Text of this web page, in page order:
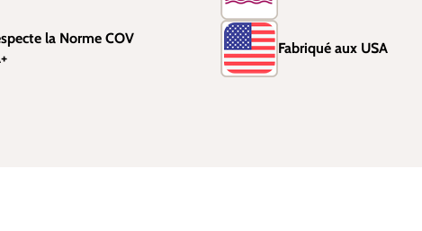
la Norme COV
Fabriqué aux USA